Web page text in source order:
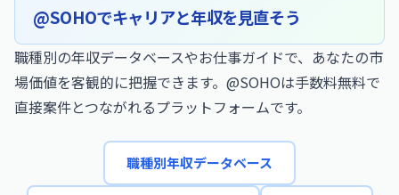
@SOHOでキャリアと年収を見直そう
職種別の年収データベースやお仕事ガイドで、あなたの市
場価値を客観的に把握できます。@SOHOは手数料無料で
直接案件とつながれるプラットフォームです。
職種別年収データベース